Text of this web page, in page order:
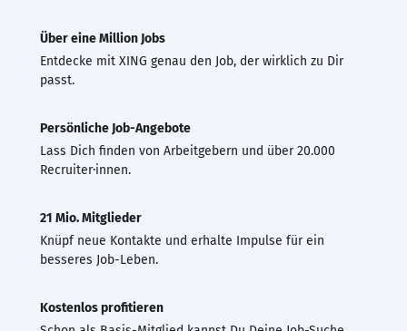
Über eine Million Jobs
Entdecke mit XING genau den Job, der wirklich zu Dir
passt.
Persönliche Job-Angebote
Lass Dich finden von Arbeitgebern und über 20.000
Recruiter·innen.
21 Mio. Mitglieder
Knüpf neue Kontakte und erhalte Impulse für ein
besseres Job-Leben.
Kostenlos profitieren